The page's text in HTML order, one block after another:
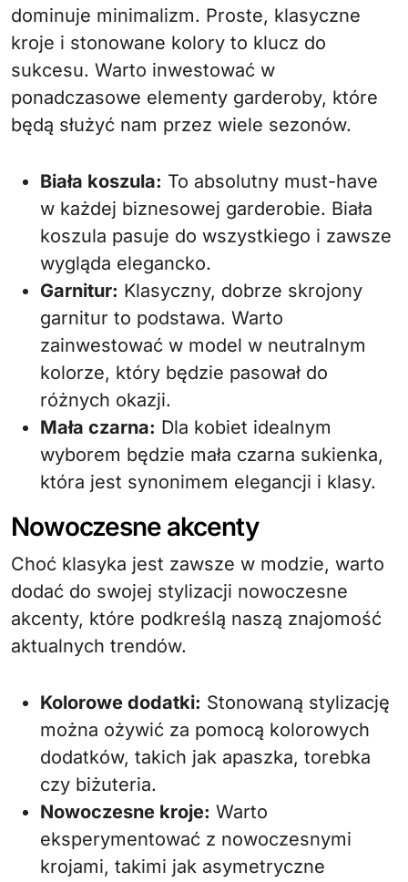
dominuje minimalizm. Proste, klasyczne
kroje i stonowane kolory to klucz do
sukcesu. Warto inwestować w
ponadczasowe elementy garderoby, które
będą służyć nam przez wiele sezonów.
Biała koszula: To absolutny must-have
w każdej biznesowej garderobie. Biała
koszula pasuje do wszystkiego i zawsze
wygląda elegancko.
Garnitur: Klasyczny, dobrze skrojony
garnitur to podstawa. Warto
zainwestować w model w neutralnym
kolorze, który będzie pasował do
różnych okazji.
Mała czarna: Dla kobiet idealnym
wyborem będzie mała czarna sukienka,
która jest synonimem elegancji i klasy.
Nowoczesne akcenty
Choć klasyka jest zawsze w modzie, warto
dodać do swojej stylizacji nowoczesne
akcenty, które podkreślą naszą znajomość
aktualnych trendów.
Kolorowe dodatki: Stonowaną stylizację
można ożywić za pomocą kolorowych
dodatków, takich jak apaszka, torebka
czy biżuteria.
Nowoczesne kroje: Warto
eksperymentować z nowoczesnymi
krojami, takimi jak asymetryczne